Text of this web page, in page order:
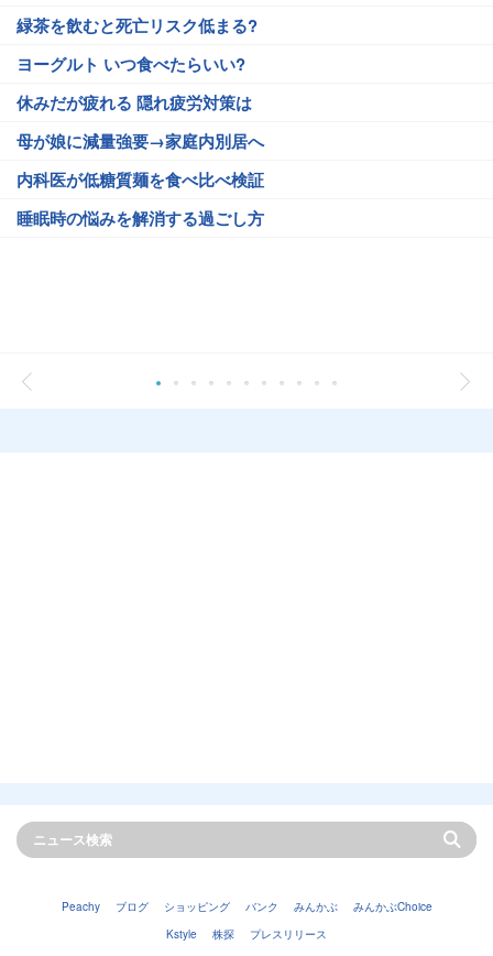
緑茶を飲むと死亡リスク低まる?
ヨーグルト いつ食べたらいい?
休みだが疲れる 隠れ疲労対策は
母が娘に減量強要→家庭内別居へ
内科医が低糖質麺を食べ比べ検証
睡眠時の悩みを解消する過ごし方
Peachy ブログ ショッピング バンク みんかぶ
みんかぶChoice
Kstyle
株探 プレスリリース